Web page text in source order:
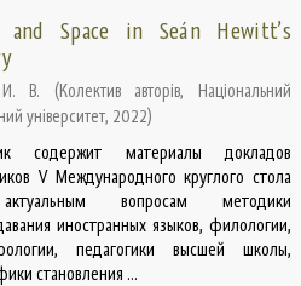
and Space in Seán Hewitt’s
В. (Колектив авторів, Національний
університет, 2022)
содержит материалы докладов
V Международного круглого стола
вопросам методики
иностранных языков, филологии,
педагогики высшей школы,
становления ...